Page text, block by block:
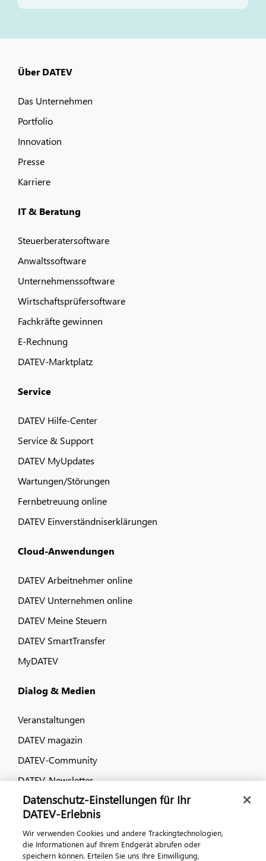
Über DATEV
Das Unternehmen
Portfolio
Innovation
Presse
Karriere
IT & Beratung
Steuerberatersoftware
Anwaltssoftware
Unternehmenssoftware
Wirtschaftsprüfersoftware
Fachkräfte gewinnen
E-Rechnung
DATEV-Marktplatz
Service
DATEV Hilfe-Center
Service & Support
DATEV MyUpdates
Wartungen/Störungen
Fernbetreuung online
DATEV Einverständniserklärungen
Cloud-Anwendungen
DATEV Arbeitnehmer online
DATEV Unternehmen online
DATEV Meine Steuern
DATEV SmartTransfer
MyDATEV
Dialog & Medien
Veranstaltungen
DATEV magazin
DATEV-Community
DATEV-Newsletter
Kontaktieren Sie uns
Datenschutz-Einstellungen für Ihr
DATEV-Erlebnis
Wir verwenden Cookies und andere Trackingtechnologien,
die Informationen auf Ihrem Endgerät abrufen oder
speichern können. Erteilen Sie uns Ihre Einwilligung,